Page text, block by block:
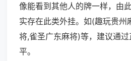
像能看到其他人的牌一样，由
实存在此类外挂。如(趣玩贵州
将,雀圣广东麻将)等，建议通
平。